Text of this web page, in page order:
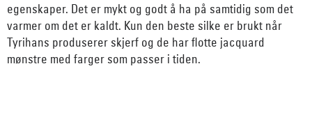
egenskaper. Det er mykt og godt å ha på samtidig som det
varmer om det er kaldt. Kun den beste silke er brukt når
Tyrihans produserer skjerf og de har flotte jacquard
mønstre med farger som passer i tiden.